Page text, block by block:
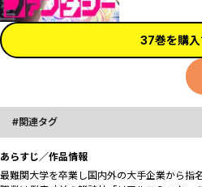
37巻を購入
関連タグ
あらすじ／作品情報
最難関大学を卒業し国内外の大手企業から指